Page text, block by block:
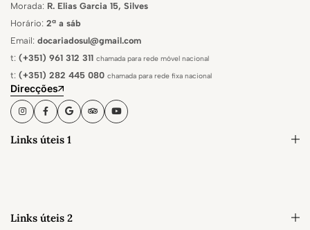
Morada: R. Elias Garcia 15, Silves
Horário: 2ª a sáb
Email: docariadosul@gmail.com
t: (+351) 961 312 311 chamada para rede móvel nacional
t: (+351) 282 445 080 chamada para rede fixa nacional
Direcções
Links úteis 1
Links úteis 2